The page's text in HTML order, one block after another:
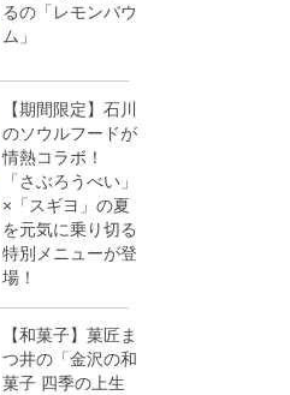
るの「レモンバウ
ム」
【期間限定】石川
のソウルフードが
情熱コラボ！
「さぶろうべい」
×「スギヨ」の夏
を元気に乗り切る
特別メニューが登
場！
【和菓子】菓匠ま
つ井の「金沢の和
菓子 四季の上生